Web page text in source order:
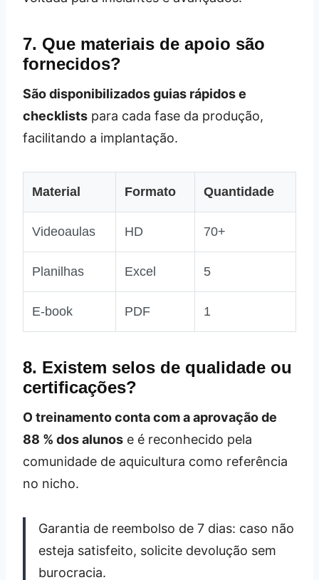
7. Que materiais de apoio são
fornecidos?
São disponibilizados guias rápidos e
checklists para cada fase da produção,
facilitando a implantação.
Material Formato Quantidade
Videoaulas HD 70+
Planilhas Excel 5
E‑book PDF 1
8. Existem selos de qualidade ou
certificações?
O treinamento conta com a aprovação de
88 % dos alunos e é reconhecido pela
comunidade de aquicultura como referência
no nicho.
Garantia de reembolso de 7 dias: caso não
esteja satisfeito, solicite devolução sem
burocracia.